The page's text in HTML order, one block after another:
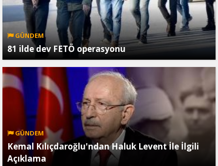
GÜNDEM
81 ilde dev FETÖ operasyonu
GÜNDEM
Kemal Kılıçdaroğlu'ndan Haluk Levent İle İlgili
Açıklama